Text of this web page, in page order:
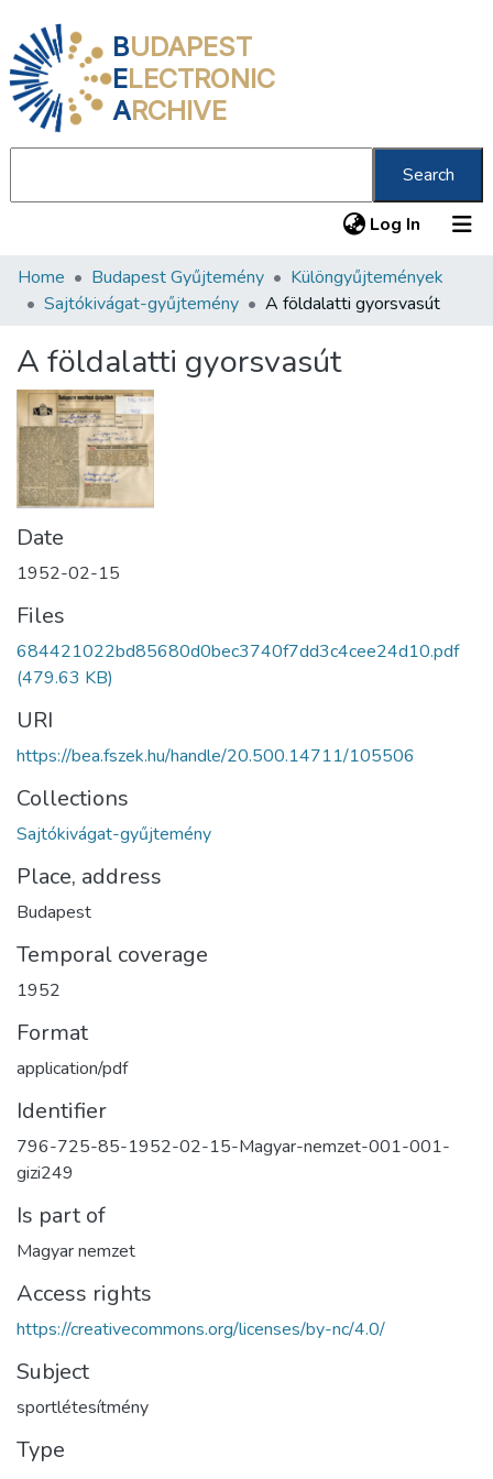
BUDAPEST
ELECTRONIC
ARCHIVE
Search
Log In (current)
Communities & Collections
Statistics
About us
Home Budapest Gyűjtemény
Különgyűjtemények
Sajtókivágat-gyűjtemény
A földalatti gyorsvasút
A földalatti gyorsvasút
Date
1952-02-15
Files
684421022bd85680d0bec3740f7dd3c4cee24d10.pdf
(479.63 KB)
URI
https://bea.fszek.hu/handle/20.500.14711/105506
Collections
Sajtókivágat-gyűjtemény
Place, address
Budapest
Temporal coverage
1952
Format
application/pdf
Identifier
796-725-85-1952-02-15-Magyar-nemzet-001-001-
gizi249
Is part of
Magyar nemzet
Access rights
https://creativecommons.org/licenses/by-nc/4.0/
Subject
sportlétesítmény
Type